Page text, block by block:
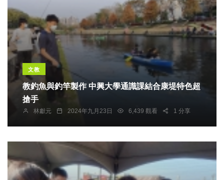
文教
教釣魚與釣竿製作 中興大學通識課結合康堤特色超
搶手
林獻元 2024年九月23日 6,439 觀看 1 分享